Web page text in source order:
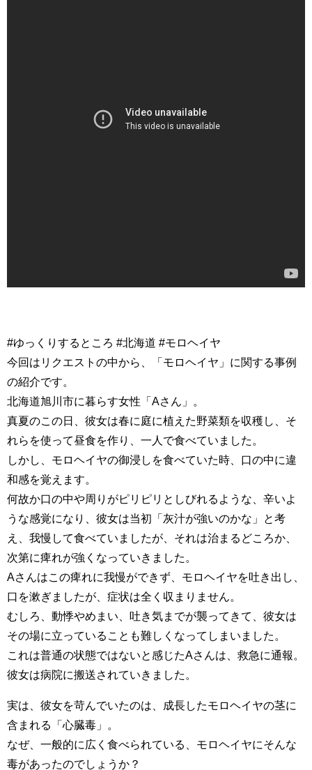
#ゆっくりするところ #北海道 #モロヘイヤ
今回はリクエストの中から、「モロヘイヤ」に関する事例
の紹介です。
北海道旭川市に暮らす女性「Aさん」。
真夏のこの日、彼女は春に庭に植えた野菜類を収穫し、そ
れらを使って昼食を作り、一人で食べていました。
しかし、モロヘイヤの御浸しを食べていた時、口の中に違
和感を覚えます。
何故か口の中や周りがピリピリとしびれるような、辛いよ
うな感覚になり、彼女は当初「灰汁が強いのかな」と考
え、我慢して食べていましたが、それは治まるどころか、
次第に痺れが強くなっていきました。
Aさんはこの痺れに我慢ができず、モロヘイヤを吐き出し、
口を漱ぎましたが、症状は全く収まりません。
むしろ、動悸やめまい、吐き気までが襲ってきて、彼女は
その場に立っていることも難しくなってしまいました。
これは普通の状態ではないと感じたAさんは、救急に通報。
彼女は病院に搬送されていきました。
実は、彼女を苛んでいたのは、成長したモロヘイヤの茎に
含まれる「心臓毒」。
なぜ、一般的に広く食べられている、モロヘイヤにそんな
毒があったのでしょうか？